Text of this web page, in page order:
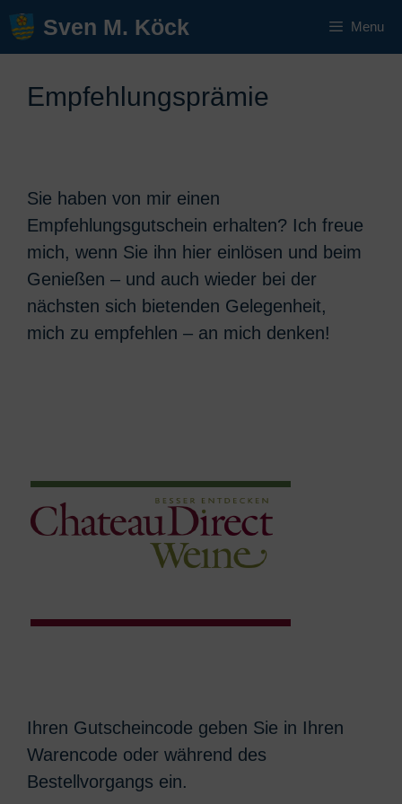
Zum
Inhalt Sven M. Köck Menu
Empfehlungsprämie
Sie haben von mir einen
Empfehlungsgutschein erhalten? Ich freue
mich, wenn Sie ihn hier einlösen und beim
Genießen – und auch wieder bei der
nächsten sich bietenden Gelegenheit,
mich zu empfehlen – an mich denken!
Ihren Gutscheincode geben Sie in Ihren
Warencode oder während des
Bestellvorgangs ein.